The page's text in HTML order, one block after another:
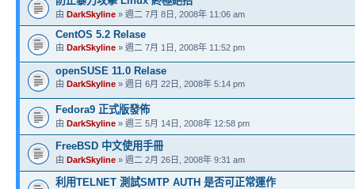
由 DarkSkyline » 週二 7月 8日, 2008年 11:06 am
CentOS 5.2 Relase
由 DarkSkyline » 週二 7月 1日, 2008年 11:52 pm
openSUSE 11.0 Relase
由 DarkSkyline » 週日 6月 22日, 2008年 5:14 pm
Fedora9 正式版發佈
由 DarkSkyline » 週三 5月 14日, 2008年 12:58 pm
FreeBSD 中文使用手冊
由 DarkSkyline » 週二 2月 26日, 2008年 9:31 am
利用TELNET 測試SMTP AUTH 是否可正常運作